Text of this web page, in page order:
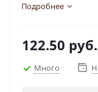
Подробнее
122.50 руб.
Много